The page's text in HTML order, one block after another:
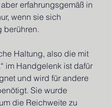
erfahrungsgemäß in
wenn sie sich
berühren.
Haltung, also die mit
im Handgelenk ist dafür
und wird für andere
Sie wurde
die Reichweite zu